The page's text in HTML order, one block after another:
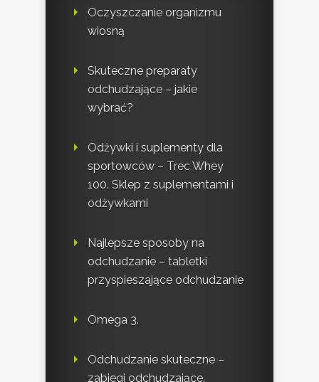
Oczyszczanie organizmu
wiosną
Skuteczne preparaty
odchudzające – jakie
wybrać?
Odżywki i suplementy dla
sportowców – Trec Whey
100. Sklep z suplementami i
odżywkami
Najlepsze sposoby na
odchudzanie – tabletki
przyspieszające odchudzanie
Omega 3.
Odchudzanie skuteczne –
zabiegi odchudzające.